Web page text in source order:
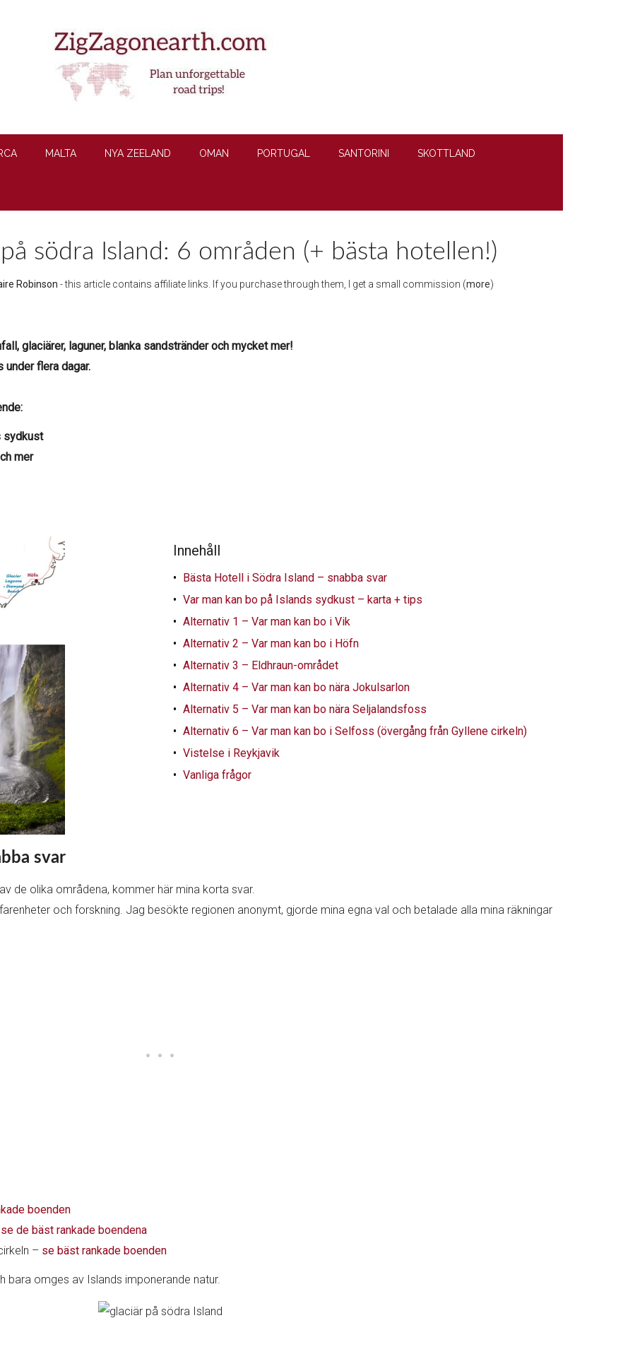
MALTA NYA ZEELAND OMAN PORTUGAL SANTORINI SKOTTLAND
södra Island: 6 områden (+ bästa hotellen!)
Robinson - this article contains affiliate links. If you purchase through them, I get a small commission (more)
glaciärer, laguner, blanka sandstränder och mycket mer!
flera dagar.
sydkust
mer
Innehåll
Bästa Hotell i Södra Island – snabba svar
Var man kan bo på Islands sydkust – karta + tips
Alternativ 1 – Var man kan bo i Vik
Alternativ 2 – Var man kan bo i Höfn
Alternativ 3 – Eldhraun-området
Alternativ 4 – Var man kan bo nära Jokulsarlon
Alternativ 5 – Var man kan bo nära Seljalandsfoss
Alternativ 6 – Var man kan bo i Selfoss (övergång från Gyllene cirkeln)
Vistelse i Reykjavik
Vanliga frågor
svar
de olika områdena, kommer här mina korta svar.
och forskning. Jag besökte regionen anonymt, gjorde mina egna val och betalade alla mina räkningar
boenden
se de bäst rankade boendena
– se bäst rankade boenden
bara omges av Islands imponerande natur.